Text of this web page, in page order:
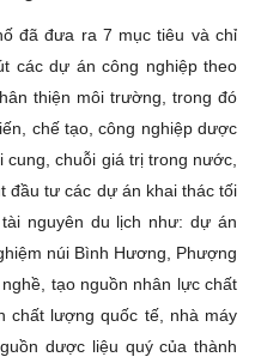
đã đưa ra 7 mục tiêu và chỉ
các dự án công nghiệp theo
thiện môi trường, trong đó
chế tạo, công nghiệp dược
chuỗi giá trị trong nước,
đầu tư các dự án khai thác tối
nguyên du lịch như: dự án
núi Bình Hương, Phượng
tạo nguồn nhân lực chất
chất lượng quốc tế, nhà máy
dược liệu quý của thành